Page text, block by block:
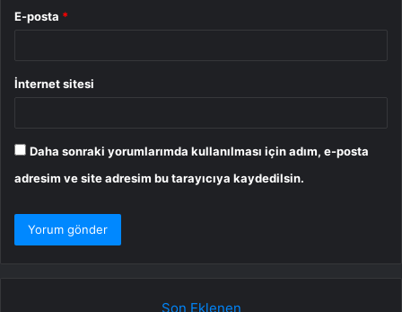
E-posta *
İnternet sitesi
Daha sonraki yorumlarımda kullanılması için adım, e-posta
adresim ve site adresim bu tarayıcıya kaydedilsin.
Son Eklenen